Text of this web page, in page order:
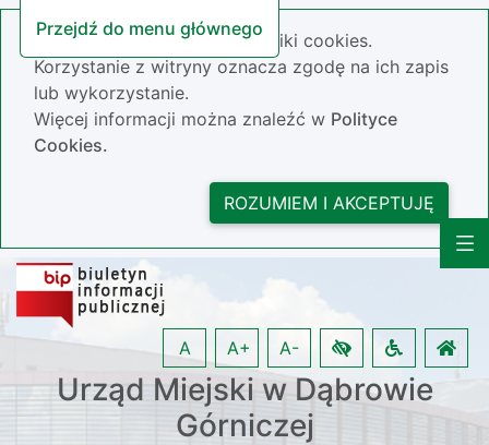
Przejdź do menu głównego
Nasza strona wykorzystuje pliki cookies.
Korzystanie z witryny oznacza zgodę na ich zapis
lub wykorzystanie.
Więcej informacji można znaleźć w Polityce
Cookies.
ROZUMIEM I AKCEPTUJĘ
Urząd Miejski w Dąbrowie
Górniczej
A A+ A-